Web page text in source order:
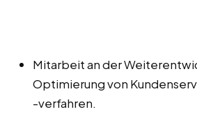
Mitarbeit an der
Optimierung von
-verfahren.